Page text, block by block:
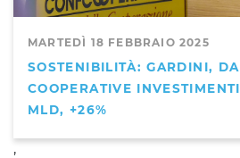
MARTEDÌ 18 FEBBRAIO 2025
SOSTENIBILITÀ: GARDINI,
COOPERATIVE
MLD, +26%
,